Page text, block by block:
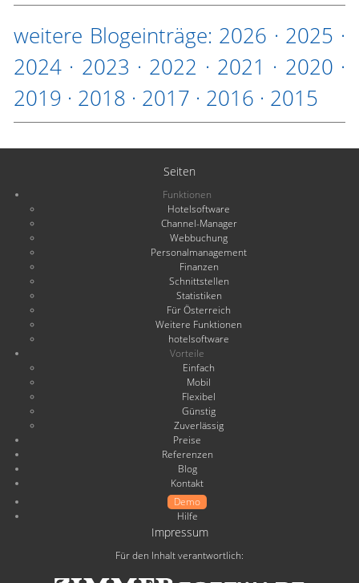
weitere Blogeinträge: 2026 · 2025 ·
2024 · 2023 · 2022 · 2021 · 2020 ·
2019 · 2018 · 2017 · 2016 · 2015
Seiten
Funktionen
Hotelsoftware
Channel-Manager
Webbuchung
Personalmanagement
Finanzen
Schnittstellen
Statistiken
Für Österreich
Weitere Funktionen
hotelsoftware
Vorteile
Einfach
Mobil
Flexibel
Günstig
Zuverlässig
Preise
Referenzen
Blog
Kontakt
Demo
Hilfe
Impressum
Für den Inhalt verantwortlich: